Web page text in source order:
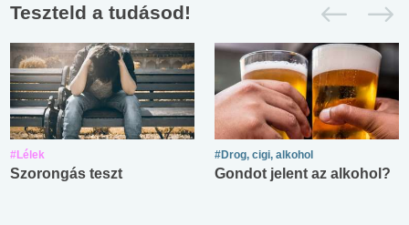
Teszteld a tudásod!
#Lélek
Szorongás teszt
#Drog, cigi, alkohol
Gondot jelent az alkohol?